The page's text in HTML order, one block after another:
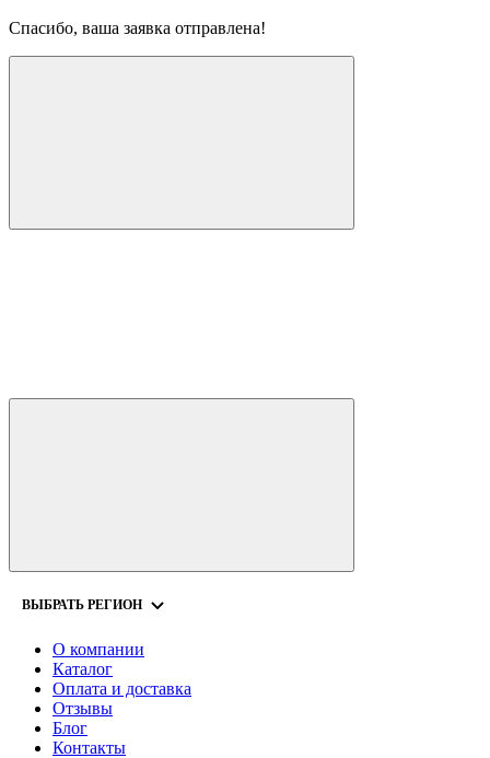
Спасибо, ваша заявка отправлена!
ВЫБРАТЬ РЕГИОН
О компании
Каталог
Оплата и доставка
Отзывы
Блог
Контакты